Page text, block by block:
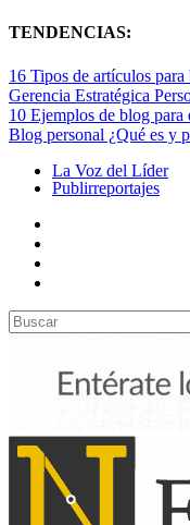
TENDENCIAS:
16 Tipos de artículos
Gerencia Estratégica
10 Ejemplos de blog para
Blog personal ¿Qué es y
La Voz del Líder
Publirreportajes